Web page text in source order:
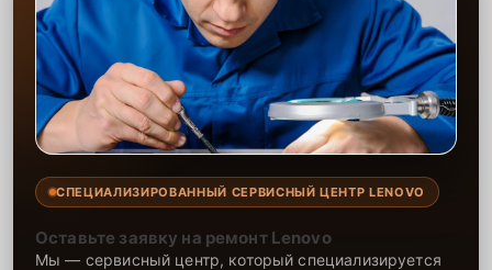
СПЕЦИАЛИЗИРОВАННЫЙ СЕРВИСНЫЙ ЦЕНТР LENOVO
Оставьте заявку на ремонт Lenovo
Мы — сервисный центр, который специализируется